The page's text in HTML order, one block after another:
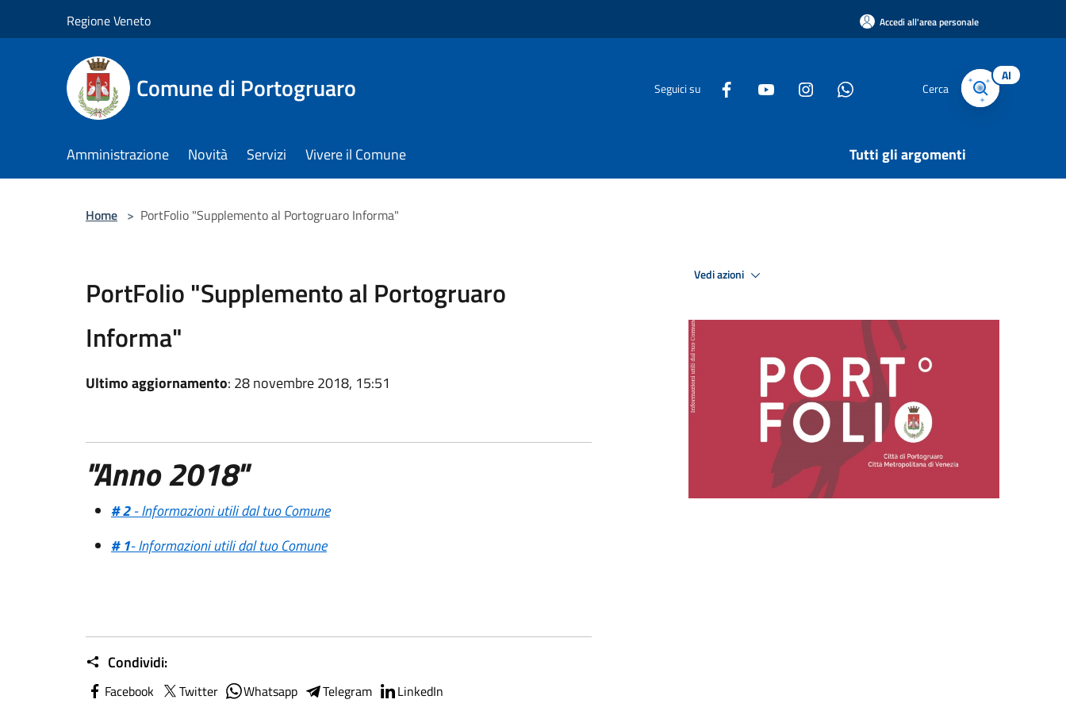
Regione Veneto Accedi all'area personale
Comune di Portogruaro Seguici su Cerca
AI
Amministrazione Novità Servizi Vivere il Comune Tutti gli argomenti
Home > PortFolio "Supplemento al Portogruaro Informa"
PortFolio "Supplemento al Portogruaro
Informa"
Ultimo aggiornamento: 28 novembre 2018, 15:51
"Anno 2018"
# 2- Informazioni utili dal tuo Comune
# 1- Informazioni utili dal tuo Comune
Condividi:
Facebook Twitter Whatsapp Telegram LinkedIn
Vedi azioni